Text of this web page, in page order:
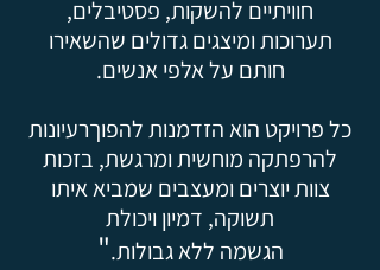
חוויתיים להשקות, פסטיבלים,
תערוכות ומיצגים גדולים שהשאירו
חותם על אלפי אנשים.
כל פרויקט הוא הזדמנות להפוךרעיונות
להרפתקה מוחשית ומרגשת, בזכות
צוות יוצרים ומעצבים שמביא איתו
תשוקה, דמיון ויכולת
הגשמה ללא גבולות."